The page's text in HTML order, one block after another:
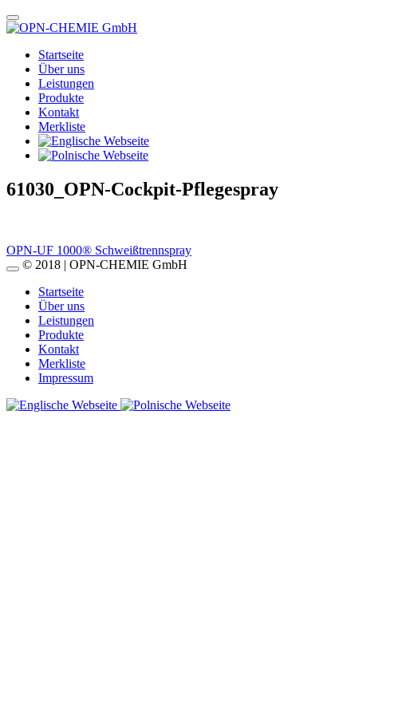
Startseite
Über uns
Leistungen
Produkte
Kontakt
Merkliste
61030_OPN-Cockpit-Pflegespray
Beitragsnavigation
OPN-UF 1000® Schweißtrennspray
© 2018 | OPN-CHEMIE GmbH
Startseite
Über uns
Leistungen
Produkte
Kontakt
Merkliste
Impressum